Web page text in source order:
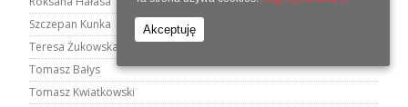
Szczepan Kunka
Teresa Żukowska
Tomasz Bałys
Tomasz Kwiatkowski
Akceptuję